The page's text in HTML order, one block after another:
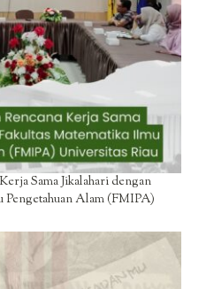
Sama Jikalahari dengan
Pengetahuan Alam (FMIPA)